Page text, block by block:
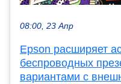
08:00, 23 Апр
Epson расширяет
беспроводных
вариантами с